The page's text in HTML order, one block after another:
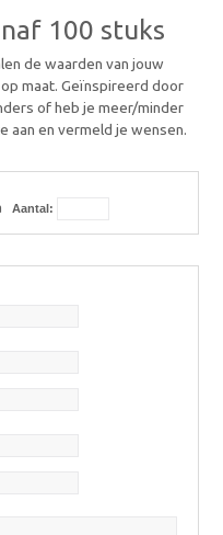
100 stuks
de waarden van jouw
maat. Geïnspireerd door
of heb je meer/minder
aan en vermeld je wensen.
Aantal: